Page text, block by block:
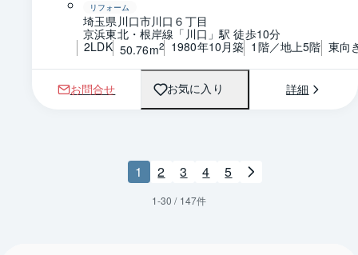
リフォーム
埼玉県川口市川口６丁目
京浜東北・根岸線「川口」駅 徒歩10分
2LDK 50.76m2 1980年10月築 1階／地上5階 東向
お問合せ お気に入り 詳細
1 2 3 4 5
1-30 / 147件